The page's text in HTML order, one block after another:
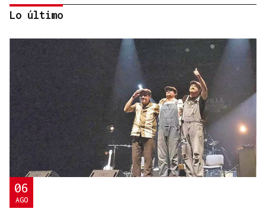
2019, SU PRIMERA GRANDE
Pogacar vuelve a La Vuelta siete años después y
busca conquistar el maillot rojo
Lo último
06
AGO